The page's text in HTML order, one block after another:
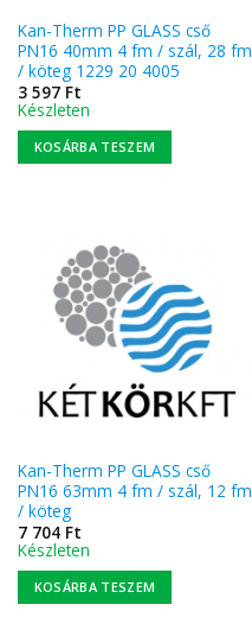
Kan-Therm PP GLASS cső
PN16 40mm 4 fm / szál, 28 fm
/ köteg 1229 20 4005
3 597 Ft
Készleten
KOSÁRBA TESZEM
Kan-Therm PP GLASS cső
PN16 63mm 4 fm / szál, 12 fm
/ köteg
7 704 Ft
Készleten
KOSÁRBA TESZEM